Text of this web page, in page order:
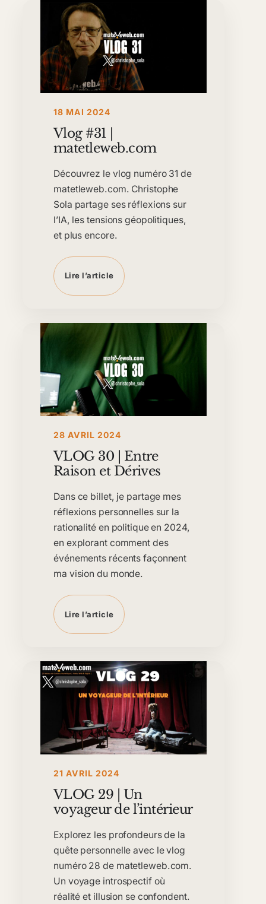
18 MAI 2024
Vlog #31 |
matetleweb.com
Découvrez le vlog numéro 31 de
matetleweb.com. Christophe
Sola partage ses réflexions sur
l’IA, les tensions géopolitiques,
et plus encore.
Lire l’article
28 AVRIL 2024
VLOG 30 | Entre
Raison et Dérives
Dans ce billet, je partage mes
réflexions personnelles sur la
rationalité en politique en 2024,
en explorant comment des
événements récents façonnent
ma vision du monde.
Lire l’article
21 AVRIL 2024
VLOG 29 | Un
voyageur de l’intérieur
Explorez les profondeurs de la
quête personnelle avec le vlog
numéro 28 de matetleweb.com.
Un voyage introspectif où
réalité et illusion se confondent.